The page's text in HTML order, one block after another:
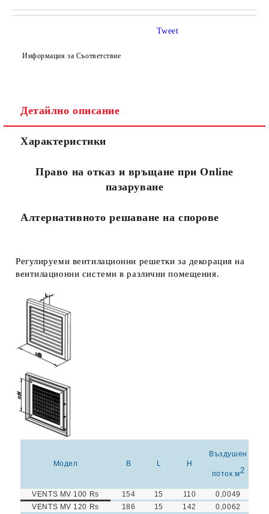
САМО ПОПЪЛНЕТЕ 4 ПОЛЕТА
Съгласен съм сПолитиката за лични данни
Ние ще се свържем с вас в рамките на работния ден.
Информация за Съответствие
Tweet
Детайлно описание
Характеристики
Право на отказ и връщане при Online
пазаруване
Алтернативното решаване на спорове
Регулируеми вентилационни решетки за декорация на
вентилационни системи в различни помещения.
Модел B L H
Въздушен
поток м2
VENTS MV 100 Rs 154 15 110
0,0049
VENTS MV 120 Rs
186 15 142 0,0062